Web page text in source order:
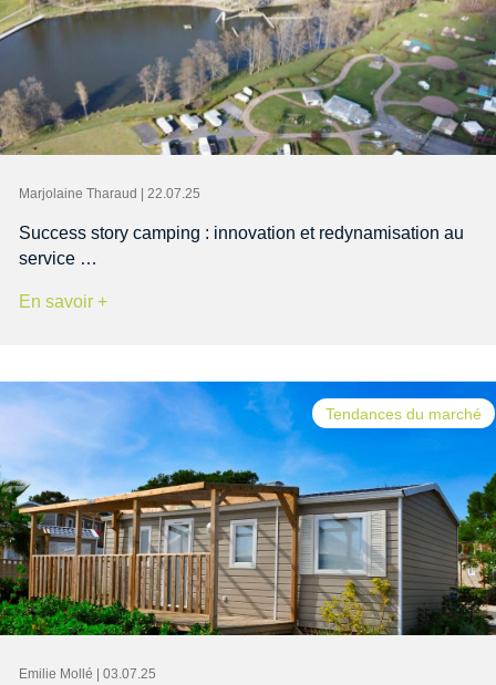
Marjolaine Tharaud | 22.07.25
Success story camping : innovation et redynamisation au
service …
En savoir +
Tendances du marché
Emilie Mollé | 03.07.25